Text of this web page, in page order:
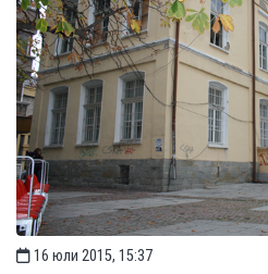
16 юли 2015, 15:37